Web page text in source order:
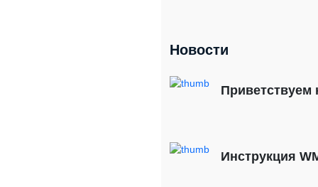
Новости
Приветствуем
Инструкция